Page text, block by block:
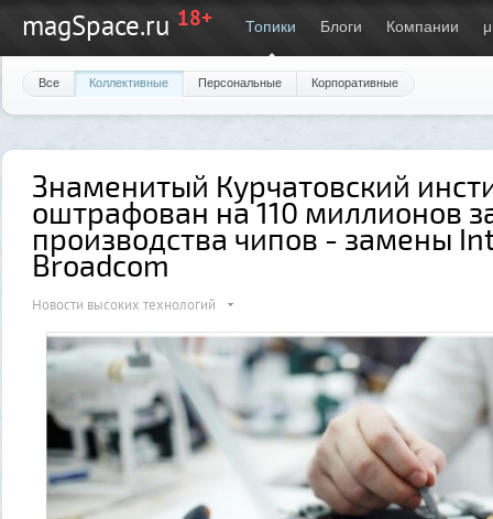
magSpace.ru 18+ Топики Блоги Компании μ
Все Коллективные Персональные Корпоративные
Знаменитый Курчатовский
оштрафован на 110 миллионов
производства чипов - замены
Broadcom
Новости высоких технологий